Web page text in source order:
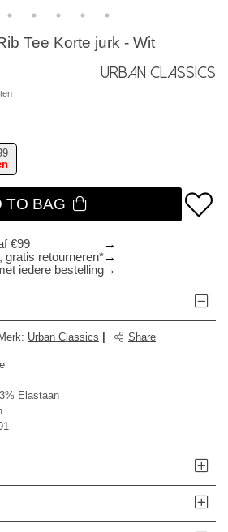
Tee Korte jurk - Wit
Urban Classics
TO BAG
€99
gratis retourneren*
iedere bestelling
Merk: Urban Classics Share
Elastaan